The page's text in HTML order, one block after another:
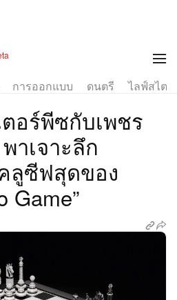
การออกแบบ ดนตรี ไลฟ์สไตล์
อร์พีซกับเพชร
าเจาะลึก
ลูซีฟสุดของ
Game”